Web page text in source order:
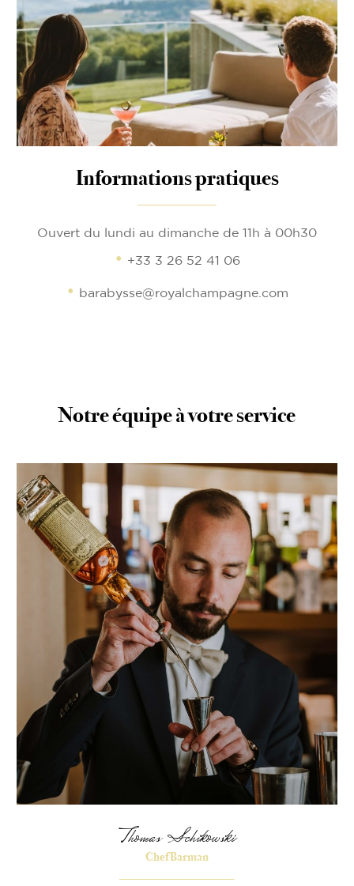
Informations pratiques
Ouvert du lundi au dimanche de 11h à 00h30
+33 3 26 52 41 06
barabysse@royalchampagne.com
Notre équipe à votre service
Thomas Schikowski
Chef Barman